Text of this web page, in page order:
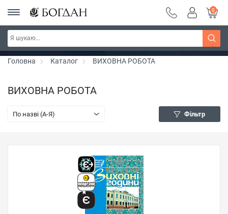
РОЗПРОДАЖ ~ 150 грн ~ 200 грн ~ 250 грн ~
300 грн ~ РОЗПРОДАЖ
Дізнатись більше
0
Головна Каталог ВИХОВНА РОБОТА
ВИХОВНА РОБОТА
По назві (A-Я) Фільтр